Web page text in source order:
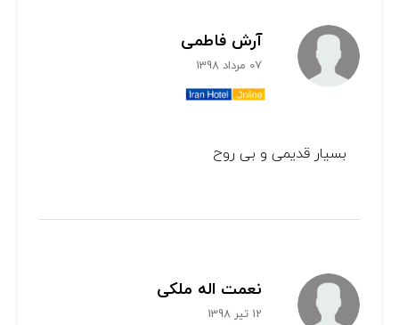
آرش فاطمی
07 مرداد 1398
بسیار قدیمی و بی روح
نعمت اله ملکی
12 تیر 1398